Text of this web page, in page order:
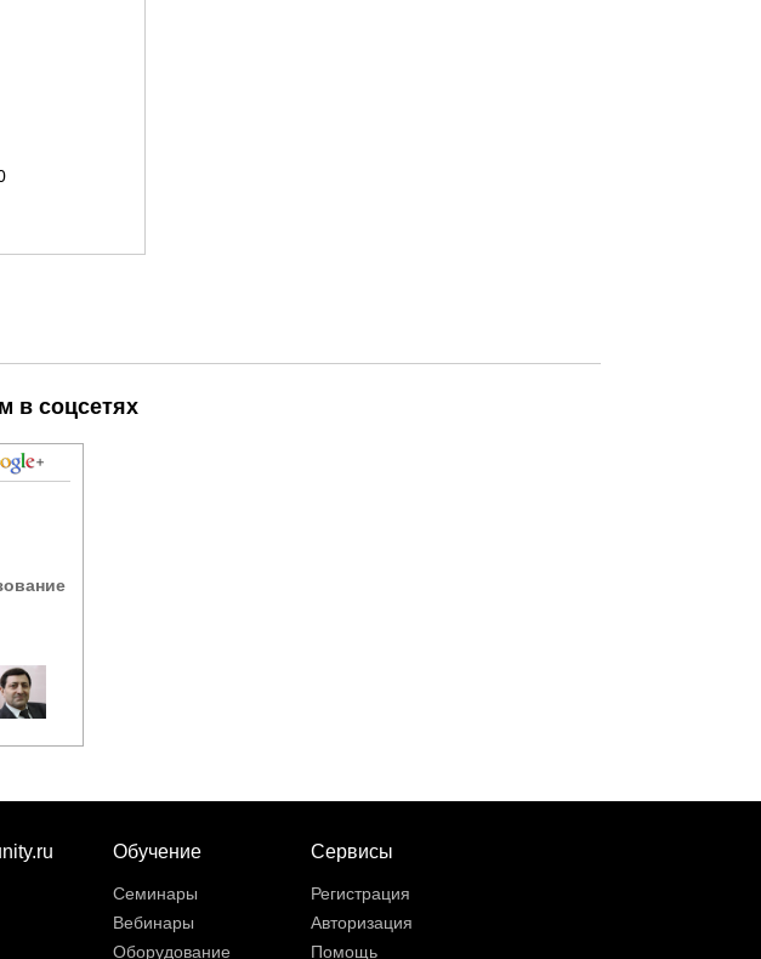
в соцсетях
Обучение
Семинары
Вебинары
Оборудование
Сервисы
Регистрация
Авторизация
Помощь